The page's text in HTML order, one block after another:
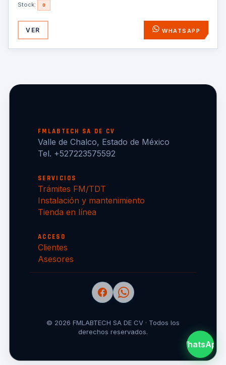
Stock: 0
VER WHATSAPP
WhatsApp
FMLABTECH SA DE CV
Valle de Chalco, Estado de México
Tel. +527223575592
SERVICIOS
Trámites FM/TDT
Instalación y mantenimiento
Tienda en línea
ACCESO
Clientes
Asesores
© 2026 FMLABTECH SA DE CV · Todos los
derechos reservados.